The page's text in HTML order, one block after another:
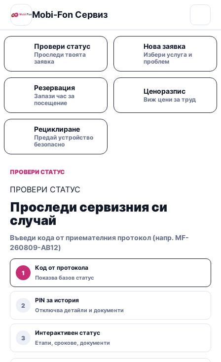
Mobi-Fon Сервиз
Провери статус
Проследи твоята
заявка
Нова заявка
Избери услуга и
проблем
Резервация
Запази час за
посещение
Ценоразпис
Виж цени за труд
Рециклиране
Предай устройство
безопасно
ПРОВЕРИ СТАТУС
ПРОВЕРИ СТАТУС
Проследи сервизния си
случай
Въведи кода от приемателния протокол (напр. MF-
260809-AB12)
1
Код от протокола
Показва базов статус
2
PIN за история
Отключва детайли и документи
3
Интерактивен статус
Етапи, срокове, документи